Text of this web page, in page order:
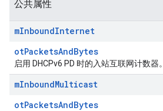
公共属性
mInboundInternet
otPacketsAndBytes
启用 DHCPv6 PD 时的入站互联网计数器。
mInboundMulticast
otPacketsAndBytes